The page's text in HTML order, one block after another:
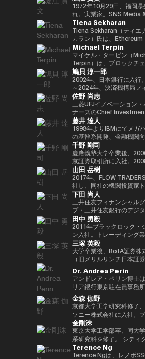
2025.05.01 現在 ※1 1993
~2005年8月 大蔵省(現・財
在職 1997年7月~1999年6
省出向(中近東第一課)
~2001年6月 金融庁 証券取
視委員会 2001年7月~2002
国税庁 大阪国税局総務課
年7月~2005年6月 内閣府
命担当大臣秘書専門官)
月~2005年8月 財務省主計
Under 30（コンシューマ
クノロジー部門）」に複数
されるなど、国際的に高い
受けています。 2025年8
は、Blue Origin の NS-34
ョン に搭乗し、世界で712
宇宙飛行士として宇宙へ渡
した。 その関心分野は、
ロジー、投資、アート、慈
動、ゲーム、そして宇宙
びます。
Global（IOG）のCEOと
ルダノの技術開発を主導し
す。
ル上の財産権を提供するこ
命としています。これによ
たな資産クラス、Play-
経済、そしてオープン・メ
スの構築に寄与する、より
デジタルの枠組みの実現を
ています。 Yat氏は1990
Atari Germanyでキャリ
ートさせました。1995年
港に移り、アジア初の無
ページおよび無料メールサ
提供企業であるHong Kong
Cybercity/Freenationを
ました。1998年には、多
応のホワイトラベルWebサ
スの先駆者として高く評価
Outblazeを設立しました
年にはOutblazeのメッセ
グ事業をIBMに売却し、
Outblazeを、デジタルエ
テインメント分野のサービ
品を開発するプロジェクト
を育成するインキュベー
転換しました。そのインキ
ト企業のひとつが、2014
立されたAnimoca
2017年には、従来の教育
ムではあまり重視されてこ
た発散的思考やデザイン
のスキルを育む放課後型デ
ラボ、Dalton Learning
立しました。また、テク
における社会的意義のある
研究するOutblazeのリサ
門、ThinkBlazeの創設者
ります。 2018年以降、
ゲーム業界におけるブロッ
ーンおよびNFT（非代替性
ン）の活用を早期から提
ました。これにより、ゲー
ゲーム内資産やデータ、
価値そのものを真に所有で
うになると考えられていま
散型アプリケーションと
覧会（大阪・関西万博）テ
業プロデューサー。写真集
への憧憬（amana・2019
NFT作品「Re-
Waves(foundation・
ど。2016年
誉賞 、EUより
賞、
受賞。Apollo Magazine
UNDER 40 ART
Asia Digital Art Award優
文化庁メディア芸術祭アー
審査委員会推薦作品多数。
推進し、各ミッションの統
び実行を主導するとともに
Cardano を活用した包括
公平な成長を実現するため
な価値創出を可能にするこ
す。 同財団に参画する以
スイスおよびスカンジナビ
において17年以上にわた
ロフェッショナルサービス
金融業界に従事し、資本
ジタル資産運用、プライベ
ンキング、トレーディング
フラストラクチャー分野に
てきました。
1972年10月29日、福岡県
れ。実業家。SNS Media
Consulting株式会社 ファ
ー。 現在はロケット開発
プリのプロデュース、また
療普及協会として予防医療
する等 様々な分野で活動
会員制オンラインサロン
文イノベーション大学校
（HIU）』では、700名近
とともに多彩なプロジェク
開している。
http://
書 『金を使うならカラダに
え。』『ＣｈａｔＧＰＴ
未来のない仕事をする人
『２０３５ １０年後の
ン ホリエモンの未来予測
など
Tiena Sekharan
Tiena Sekharan（ティエ
カラン）氏は、Ethereum
Foundationのアジア太平洋
（APAC）地域における
Institutionsを務めており
タープライズ分野での導入
通じてEthereumエコシス
発展をリードしています
リアは伝統的な金融業界か
ートし、Lehman
BNP Paribas、JPMorgan
要職を歴任しました。
Foundation参画前は、
JPMorganのブロックチ
門であるKinexysに所属し
CoinやTokenized
のプロダクト推進を担当し
した。
Michael Terpin
マイケル・ターピン（
Terpin）は、ブロックチ
野の投資およびアドバイザ
社 Transform Ventures の
兼CEOであり、また
Genesis Partners, LP の
最高投資責任者（CIO）を
いる。同ファンドは、ビッ
ン専業としては世界初のア
ズム型暗号資産ヘッジファ
あり、各サイクルの高値
コインを売却し、底値でよ
を買い戻すという投資仮説
ている。 ターピンは35年
わたり連続起業家および投
して活躍してきた、極めて
富なエグゼクティブであ
くの成功したイグジットを
てきた。その実績を背景に
ルトリコを拠点とするフ
オフィス Transform
設立している。 また、ビ
インの初期投資家かつ思
ダー（thought leader）と
も知られ、Ethereum や
を含む主要ブロックチェ
ジェクトの初期マーケティ
よびアドバイザリーに関与
物である。こうした功績
CNBC により「クリプト
ッドファーザー（the
of Crypto）」と称されて
2013年には BitAngels を
年には BitAngels Fund 1
設立。同ファンドは、イ
ムのクラウドセールにおい
トークン30セントという価
100万ドルを投資したこ
鳩貝 淳一郎
2002年、日本銀行に入行
～2024年、決済機構局フ
ックグループ長。2024〜
年、FinTech副センター長
タル通貨検証グループ長。
年7月より出向し、現職。
4月より東京大学大学院経
究科CARF招聘研究員。
『ビットコインとブロック
ン：暗号通貨を支える技
（NTT出版）、『マスタ
グ・イーサリアム ―スマー
ントラクトとDAppの構築
ライリージャパン）など
『Web3の未解決問題』（
BP）、『Web3・暗号資
人の未来予測』（朝日新
版）。
佐野 尚志
三菱UFJイノベーション・
ナーズのChief
Officerとして、AUM 800
ファンドにおいて日・米・
を中心にスタートアップ
業開発の責任者を担う。
画以前は独立系VCの
Brainにて、国内外スター
プ投資やCVCの運営に従事
れ以前はソニーにて、技術
JV設立等の新規事業プロ
トのファイナンス、またリ
エナジー事業のカテゴリー
として、海外事業を運営。
藤井 達人
1998年よりIBMにてメガ
の基幹系開発、金融機関
サル業務に従事。
てMUFGのイノベーション
参画しDXプロジェクトを
ド。 auフィナンシャルホ
ィングスにて執行役員チー
タルオフィサー兼IT統括
Microsoftで業務執行役員
ノベーション本部長を務め
現職。 一般社団法人
FINOVATORS設立。2021
日本ブロックチェーン協会
任。同志社大卒、東大
期修了。
千野 剛司
慶應義塾大学卒業後、
京証券取引所に入社。
金融危機以降、債務不履行
ロセスの改良プロジェクト
し、日本証券クリアリン
てOTCデリバティブ（クレ
ト・デフォルト・スワップ
金利スワップ）の清算プ
トを主導するとともに、日
所グループの清算決済分野
企画を担当。2016年より
PwCJapanのCEO Office
企画）にて、リーダーシッ
ムの戦略的な議論をサポ
2018年7月、世界的な暗号
引所であるKrakenを運営す
Payward, Inc.（米国）に
し、金融庁登録に貢献。
月より同社日本代表就任。
年7月Binance日本代表に
オックスフォード大学経
（MBA）修了。
山田 岳樹
2017年、FLOW
社し、同社の機関投資家
ィング部門にて、シンガポ
よび香港支社を拠点にアジ
関投資家とのブロック取
当。ETFを中心に外国債券
資産を含む幅広いプロダク
いて機関投資家に流動性
る。また日本国内の証券会
用会社、取引所・交換所、
引プラットフォームとの
開発を担当し、同社の日本
ビジネス全般に携わる。
TRADERSは東京証券取引
Best Market Makerとし
彰されるとともに、暗号資
デジタルアセットや海外の
産ETFも積極的にマーケ
クを行い、上場企業である
伝統金融とデジタルアセ
の懸け橋としての強みを
下田 尚人
三井住友フィナンシャル
プ・三井住友銀行のデジ
部 部長。デジタルアセッ
するSMBCグループの取り
取りまとめ。 2025年6月
本銀行決済機構局参事役。
構局では、新しい技術を使
済高度化プロジェクトの
進（Project Agora等）、
融システムへの影響に関す
的検討等に従事。また、
市場インフラ委員会（
G7デジタル決済専門家グ
（2023年共同議長）、金
委員会（FSB）イノベー
ットワーク、BIS・中央銀行
CBDCグループなど、国
策協議体にも幅広く従事
銀行では、他に長崎支店長
事務所長、金融機構局国
田中 勇毅
2011年ブラックロック・
ン入社。トレーディング
事後、2024年3月よりブラ
ック・グローバル・マーケ
長としてトレーディング
リティーズ・レンディング
ッシュ・マネジメントを統
たデジタル戦略の分野に
日本にて従事。2025年1
ローバル・プロダクト・ソ
ション部を兼務し、同部内
ンジション・マネジメン
括。
三塚 英毅
大学卒業後、BofA証券株
（旧メリルリンチ日本証
て、BNPパリバ証券株式会
複数の役職を経た後、グロ
マーケッツ統括本部COO
任。Web3企業の
Brands 株式会社にて創業
COOとして参画した後、
3月より現職。
Dr. Andrea Perin
アンドレア・ペリン博士
リア銀行東京駐在員事務
表です。この職務において
本、韓国、台湾、オース
ア、ニュージーランドにお
済政策論議ならびにマクロ
金融動向の分析を担当し
す。また、現地の金融・
局、機関投資家、ビジネス
ニティとの対話を通じて、
金森 伽野
京都大学工学研究科修了
ソニー株式会社に入社。
ト設計開発・商品企画・マ
ィング業務に従事。その
ト証券でフィンテック新規
ち上げ、カスタマーエクス
ンス、CX戦略推進などを
金剛洙
東京大学工学部卒、同大
系研究科を修了。 シティ
プ証券株式会社に入社し、
債・金利デリバティブの
Terence Ng
Terence Ngは、レノボ